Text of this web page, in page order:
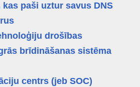
paši uztur savus DNS
drošības
brīdināšanas sistēma
centrs (jeb SOC)